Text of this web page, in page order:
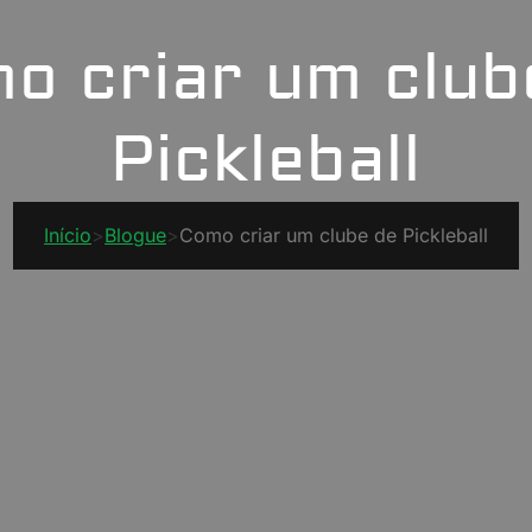
criar um
Pickleball
Início>Blogue>Como criar um clube de Pickleball